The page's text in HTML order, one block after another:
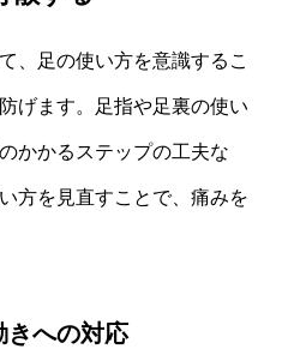
、足の使い方を意識するこ
げます。足指や足裏の使い
かかるステップの工夫な
方を見直すことで、痛みを
きへの対応